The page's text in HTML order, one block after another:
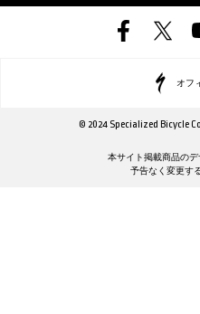
オフ
© 2024 Specialized Bicycle
本サイト掲載商品の
予告なく変更す